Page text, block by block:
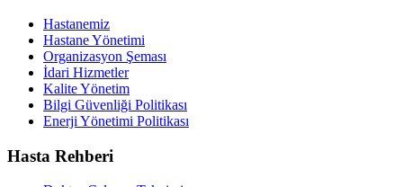
Hastanemiz
Hastane Yönetimi
Organizasyon Şeması
İdari Hizmetler
Kalite Yönetim
Bilgi Güvenliği Politikası
Enerji Yönetimi Politikası
Hasta Rehberi